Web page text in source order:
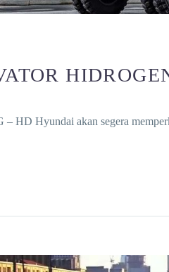
HD Hyundai akan segera